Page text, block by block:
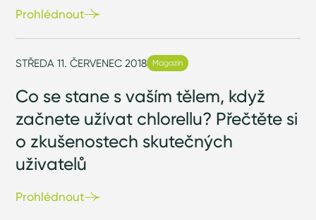
Prohlédnout
STŘEDA 11. ČERVENEC 2018 Magazín
Co se stane s vaším tělem, když
začnete užívat chlorellu? Přečtěte si
o zkušenostech skutečných
uživatelů
Prohlédnout